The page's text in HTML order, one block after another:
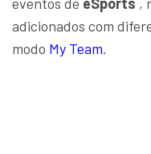
adicionados com
modo My Team.